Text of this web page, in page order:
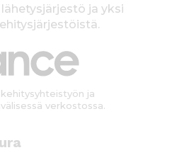
ja yksi
ja
verkostossa.